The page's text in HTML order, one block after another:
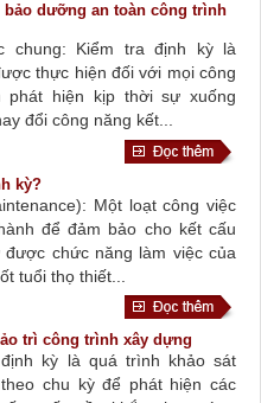
dưỡng an toàn công trình
chung: Kiểm tra định kỳ là
thực hiện đối với mọi công
phát hiện kịp thời sự xuống
đổi công năng kết...
kỳ?
Một loạt công việc
để đảm bảo cho kết cấu
được chức năng làm việc của
tuổi thọ thiết...
trì công trình xây dựng
kỳ là quá trình khảo sát
chu kỳ để phát hiện các